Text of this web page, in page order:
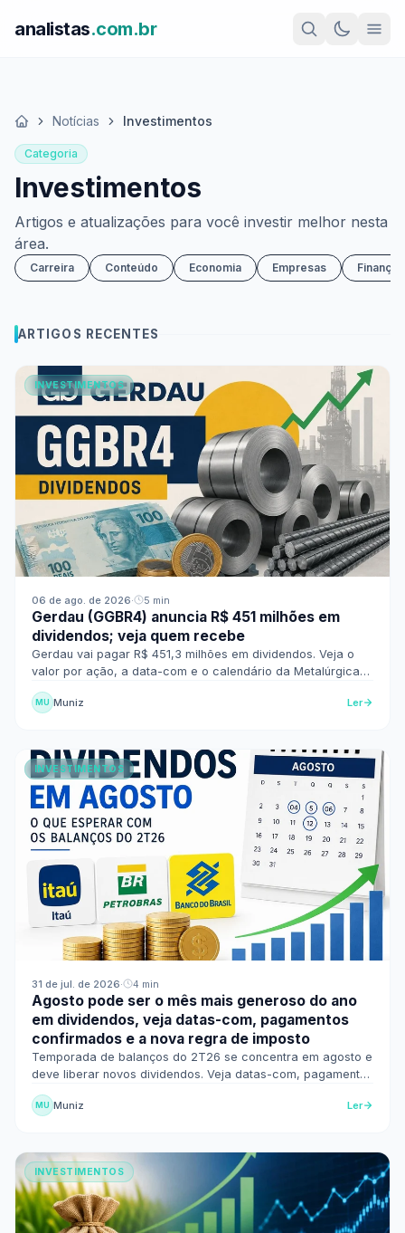
analistas.com.br
Início Notícias Investimentos
Categoria
Investimentos
Artigos e atualizações para você investir melhor nesta
área.
Carreira Conteúdo Economia Empresas
ARTIGOS RECENTES
INVESTIMENTOS
06 de ago. de 2026· 5 min
Gerdau (GGBR4) anuncia R$ 451 milhões em
dividendos; veja quem recebe
Gerdau vai pagar R$ 451,3 milhões em dividendos. Veja o
valor por ação, a data-com e o calendário da Metalúrgica
MU Muniz Ler
INVESTIMENTOS
31 de jul. de 2026· 4 min
Agosto pode ser o mês mais generoso do ano
em dividendos, veja datas-com, pagamentos
confirmados e a nova regra de imposto
Temporada de balanços do 2T26 se concentra em agosto e
deve liberar novos dividendos. Veja datas-com, pagamentos
MU Muniz Ler
INVESTIMENTOS